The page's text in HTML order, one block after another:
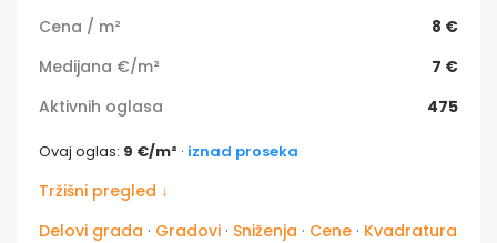
Cena / m²
8 €
Medijana €/m²
7 €
Aktivnih oglasa
475
Ovaj oglas: 9 €/m² · iznad proseka
Tržišni pregled ↓
Delovi grada · Gradovi · Sniženja · Cene · Kvadratura